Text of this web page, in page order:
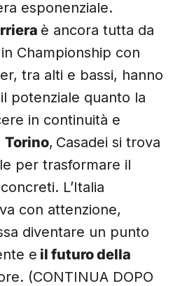
esponenziale.
è ancora tutta da
Championship con
tra alti e bassi, hanno
potenziale quanto la
in continuità e
Torino, Casadei si trova
per trasformare il
L’Italia
con attenzione,
diventare un punto
e il futuro della
(CONTINUA DOPO